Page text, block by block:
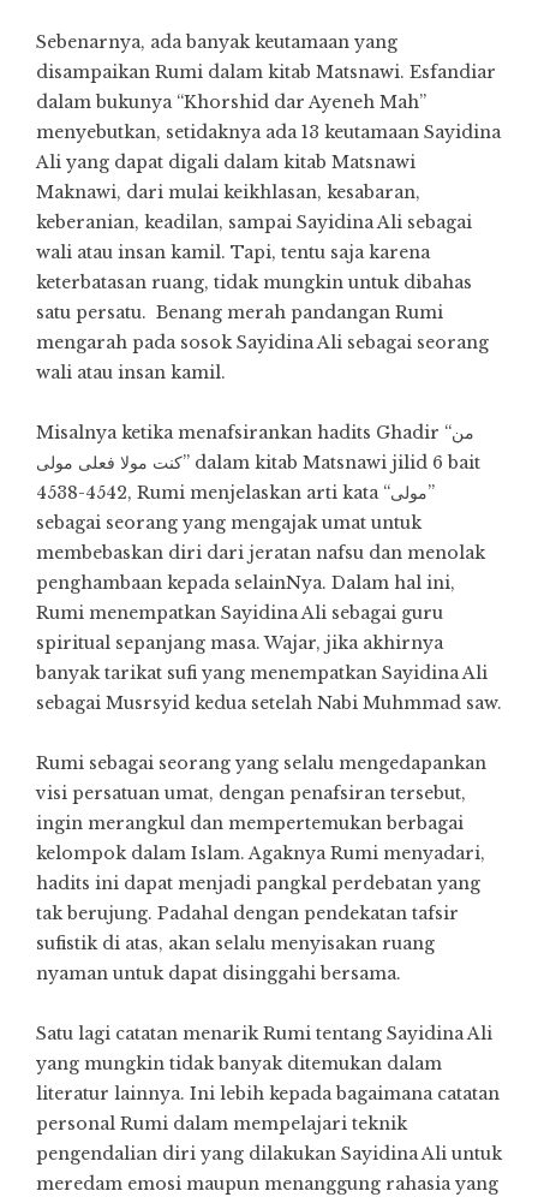
Sebenarnya, ada banyak keutamaan yang
disampaikan Rumi dalam kitab Matsnawi. Esfandiar
dalam bukunya “Khorshid dar Ayeneh Mah”
menyebutkan, setidaknya ada 13 keutamaan Sayidina
Ali yang dapat digali dalam kitab Matsnawi
Maknawi, dari mulai keikhlasan, kesabaran,
keberanian, keadilan, sampai Sayidina Ali sebagai
wali atau insan kamil. Tapi, tentu saja karena
keterbatasan ruang, tidak mungkin untuk dibahas
satu persatu. Benang merah pandangan Rumi
mengarah pada sosok Sayidina Ali sebagai seorang
wali atau insan kamil.
Misalnya ketika menafsirankan hadits Ghadir “من
کنت مولا فعلی مولی” dalam kitab Matsnawi jilid 6 bait
4538-4542, Rumi menjelaskan arti kata “مولی”
sebagai seorang yang mengajak umat untuk
membebaskan diri dari jeratan nafsu dan menolak
penghambaan kepada selainNya. Dalam hal ini,
Rumi menempatkan Sayidina Ali sebagai guru
spiritual sepanjang masa. Wajar, jika akhirnya
banyak tarikat sufi yang menempatkan Sayidina Ali
sebagai Musrsyid kedua setelah Nabi Muhmmad saw.
Rumi sebagai seorang yang selalu mengedapankan
visi persatuan umat, dengan penafsiran tersebut,
ingin merangkul dan mempertemukan berbagai
kelompok dalam Islam. Agaknya Rumi menyadari,
hadits ini dapat menjadi pangkal perdebatan yang
tak berujung. Padahal dengan pendekatan tafsir
sufistik di atas, akan selalu menyisakan ruang
nyaman untuk dapat disinggahi bersama.
Satu lagi catatan menarik Rumi tentang Sayidina Ali
yang mungkin tidak banyak ditemukan dalam
literatur lainnya. Ini lebih kepada bagaimana catatan
personal Rumi dalam mempelajari teknik
pengendalian diri yang dilakukan Sayidina Ali untuk
meredam emosi maupun menanggung rahasia yang